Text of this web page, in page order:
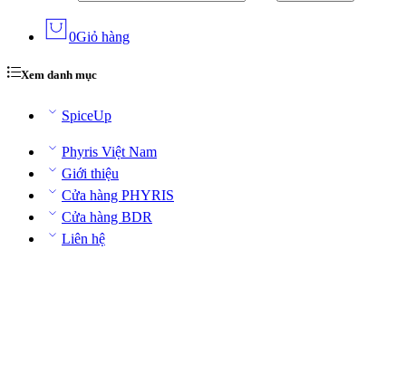
0Giỏ hàng
Xem danh mục
SpiceUp
Phyris Việt Nam
Giới thiệu
Cửa hàng PHYRIS
Cửa hàng BDR
Liên hệ